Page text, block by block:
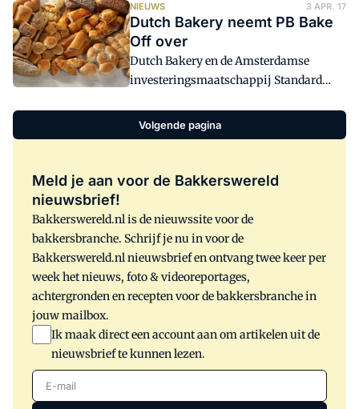
Bakery (verkrijgbaar bij supermarkten
Boni en Poiesz) is niet zonder risicio.
Dutch Bakery waarschuwt voor het eten
van de kerstboombroodjes omdat op
sommige verpakkingen een verkeerd
etiket staat. Daardoor staan de
allergenen gluten niet vermeld.
internationale mogelijkheden voor de
snel groeiende producent van
afbakbroodjes.
NIEUWS 3 APR. 17
Dutch Bakery neemt PB Bake
Off over
Dutch Bakery en de Amsterdamse
investeringsmaatschappij Standard
(NB) overgenomen. De producent en
toeleverancier van ambachtelijk gerezen
wordt onderdeel van Dutch Bakery. De
Volgende pagina
Meld je aan voor de Bakkerswereld
nieuwsbrief!
Bakkerswereld.nl is de nieuwssite voor de
bakkersbranche. Schrijf je nu in voor de
Bakkerswereld.nl nieuwsbrief en ontvang twee keer per
week het nieuws, foto & videoreportages,
achtergronden en recepten voor de bakkersbranche in
jouw mailbox.
Ik maak direct een account aan om artikelen uit de
nieuwsbrief te kunnen lezen.
E-mail